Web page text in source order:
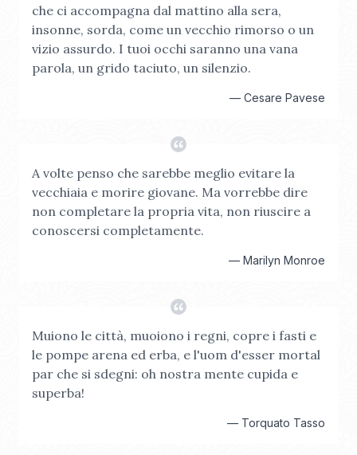
che ci accompagna dal mattino alla sera,
insonne, sorda, come un vecchio rimorso o un
vizio assurdo. I tuoi occhi saranno una vana
parola, un grido taciuto, un silenzio.
— Cesare Pavese
A volte penso che sarebbe meglio evitare la
vecchiaia e morire giovane. Ma vorrebbe dire
non completare la propria vita, non riuscire a
conoscersi completamente.
— Marilyn Monroe
Muiono le città, muoiono i regni, copre i fasti e
le pompe arena ed erba, e l'uom d'esser mortal
par che si sdegni: oh nostra mente cupida e
superba!
— Torquato Tasso